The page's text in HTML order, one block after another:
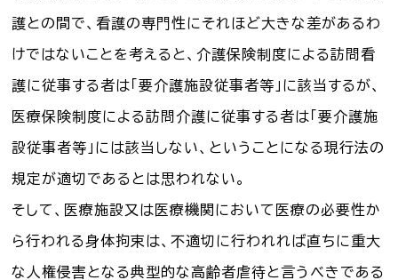
護との間で、看護の専門性にそれほど大きな差があるわ
けではないことを考えると、介護保険制度による訪問看
護に従事する者は「要介護施設従事者等」に該当するが、
医療保険制度による訪問介護に従事する者は「要介護施
設従事者等」には該当しない、ということになる現行法の
規定が適切であるとは思われない。
そして、医療施設又は医療機関において医療の必要性か
ら行われる身体拘束は、不適切に行われれば直ちに重大
な人権侵害となる典型的な高齢者虐待と言うべきである